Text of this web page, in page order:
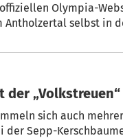
Olympia-
selbst in
der
sich auch
der Sepp-